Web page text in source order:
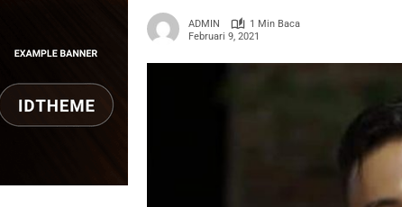
ADMIN
1 Min Baca
Februari 9, 2021